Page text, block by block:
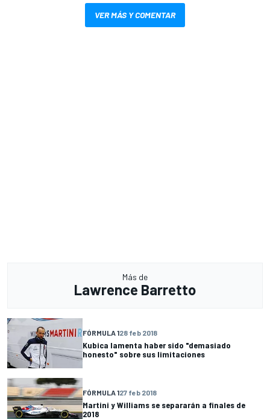
VER MÁS Y COMENTAR
Más de
Lawrence Barretto
FÓRMULA 128 feb 2018
Kubica lamenta haber sido "demasiado
honesto" sobre sus limitaciones
FÓRMULA 127 feb 2018
Martini y Williams se separarán a finales de
2018